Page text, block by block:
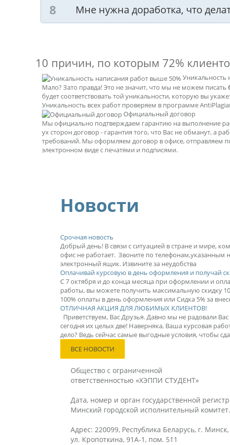
Мне нужна доработка, что
10 причин, по которым 72%
Уникальность
Мало? Зато правда! Это не значит, что мы не можем писать
будет соответствовать той уникальности, которую вы
Уникальность всех работ проверяем в программе
Официальный договор
Мы официально подтверждаем гарантию на выполнение
ух сторон договор - гарантия того, что Вас не обманут, а
требований. Мы оформляем договор в офисе, отправляем
электронном виде с печатями и подписями.
Новости
Срочная новость
Добрый день! В связи с ситуацией в стране и мире,
офис не работает. Звоните по телефонам,указанным
электронный ящик. Извините за неудобства
Оплачивай курсовую в день оформления и получай
С 7 октября и до конца месяца при оформлении и
работы, вы можете получить максимальную скидку
100% оплаты в день оформления или Сидка 5% за
ОТЛИЧНАЯ АКЦИЯ ДЛЯ ЛЮБИМЫХ КЛИЕНТОВ!
Приветствуем, Вас Друзья. Давно мы не радовали
сегодня их целых две! Наверняка, Ваша курсовая
дело? Ведь сейчас самые выгодные условия, чтобы
ВСЕ НОВОСТИ
Общество с ограниченной
ответственностью «ХЭППИ СТУДЕНТ»
Дата, номер и орган государственной
Минский городской исполнительный комитет.
Адрес: 220099, Республика Беларусь, г. Минск,
ул. Кропоткина, 91А-1, пом. 511